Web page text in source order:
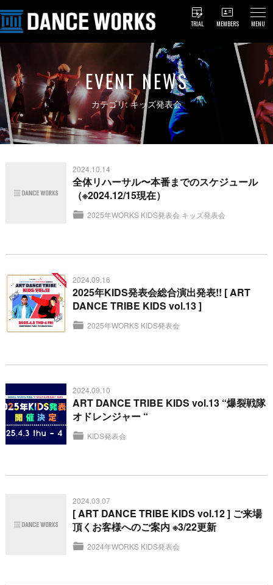
TRIAL MEMBERS MENU
EVENT NEWS
カテゴリ: キッズ発表会
2024.10.14
全体リハーサル〜本番までのスケジュール
（※2024.12/15現在）
2025年WORKS KIDS発表会 キッズ発表会
2024.09.16
2025年KIDS発表会総合演出発表!! [ ART
DANCE TRIBE KIDS vol.13 ]
2025年WORKS KIDS発表会
2024.09.10
ART DANCE TRIBE KIDS vol.13 “爆裂戦隊
オドレンジャー “
KIDS発表会
2024.03.07
[ ART DANCE TRIBE KIDS vol.12 ] ご来場
頂くお客様へのご案内 ※3/22更新
2024年WORKS KIDS発表会